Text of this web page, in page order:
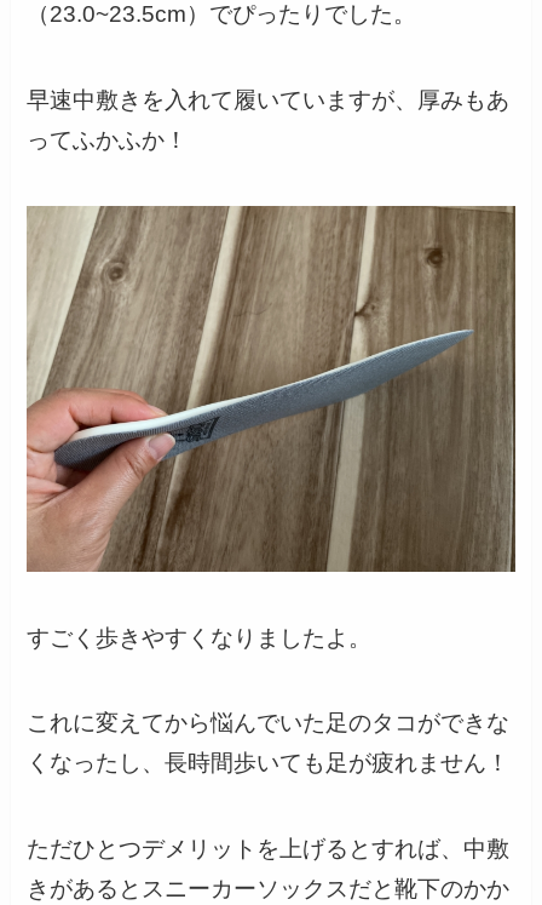
（23.0~23.5cm）でぴったりでした。
早速中敷きを入れて履いていますが、厚みもあ
ってふかふか！
すごく歩きやすくなりましたよ。
これに変えてから悩んでいた足のタコができな
くなったし、長時間歩いても足が疲れません！
ただひとつデメリットを上げるとすれば、中敷
きがあるとスニーカーソックスだと靴下のかか